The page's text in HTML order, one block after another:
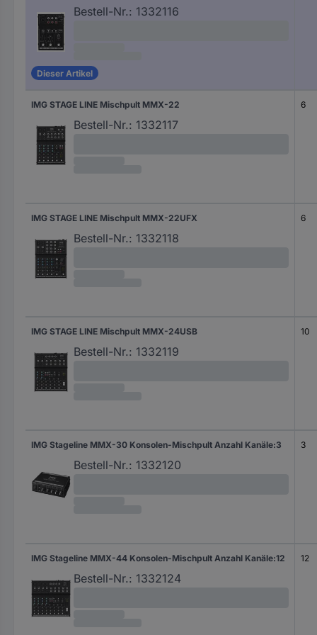
Bestell-Nr.: 1332116
Dieser Artikel
IMG STAGE LINE Mischpult MMX-22
Bestell-Nr.: 1332117
6
IMG STAGE LINE Mischpult MMX-22UFX
Bestell-Nr.: 1332118
6
IMG STAGE LINE Mischpult MMX-24USB
Bestell-Nr.: 1332119
10
IMG Stageline MMX-30 Konsolen-Mischpult Anzahl Kanäle:3
Bestell-Nr.: 1332120
3
IMG Stageline MMX-44 Konsolen-Mischpult Anzahl Kanäle:12
Bestell-Nr.: 1332124
12